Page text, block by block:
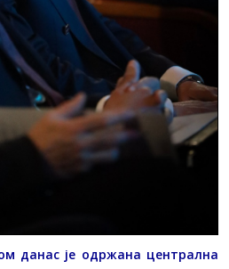
данас је одржана централна